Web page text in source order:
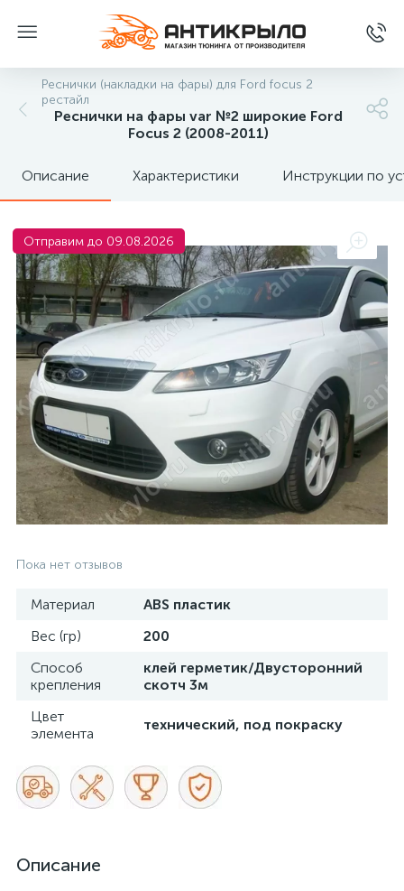
Реснички (накладки на фары) для Ford focus 2
рестайл
Реснички на фары var №2 широкие Ford
Focus 2 (2008-2011)
Описание Характеристики Инструкции по
Отправим до 09.08.2026
Пока нет отзывов
Материал
ABS пластик
Вес (гр)
200
Способ
крепления
клей герметик/Двусторонний
скотч 3м
Цвет
элемента
технический, под покраску
Описание